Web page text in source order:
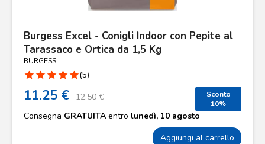
Burgess Excel - Conigli Indoor con Pepite al
Tarassaco e Ortica da 1,5 Kg
BURGESS
star star star star star(5)
11.25 € 12.50 €
Sconto
10%
Consegna GRATUITA entro lunedì, 10 agosto
Aggiungi al carrello